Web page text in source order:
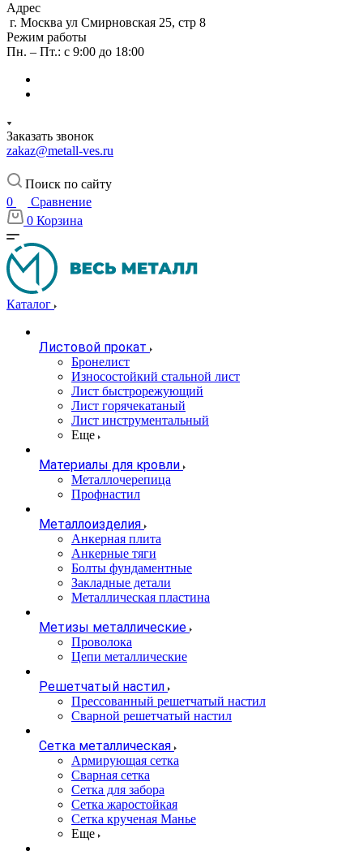
Адрес
г. Москва ул Смирновская 25, стр 8
Режим работы
Пн. – Пт.: с 9:00 до 18:00
Заказать звонок
zakaz@metall-ves.ru
Поиск по сайту
0
Сравнение
0 Корзина
Каталог
Листовой прокат
Бронелист
Износостойкий стальной лист
Лист быстрорежующий
Лист горячекатаный
Лист инструментальный
Еще
Материалы для кровли
Металлочерепица
Профнастил
Металлоизделия
Анкерная плита
Анкерные тяги
Болты фундаментные
Закладные детали
Металлическая пластина
Метизы металлические
Проволока
Цепи металлические
Решетчатый настил
Прессованный решетчатый настил
Сварной решетчатый настил
Сетка металлическая
Армирующая сетка
Сварная сетка
Сетка для забора
Сетка жаростойкая
Сетка крученая Манье
Еще